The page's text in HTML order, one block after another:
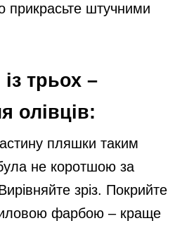
прикрасьте штучними
трьох –
олівців:
пляшки таким
не коротшою за
зріз. Покрийте
фарбою – краще